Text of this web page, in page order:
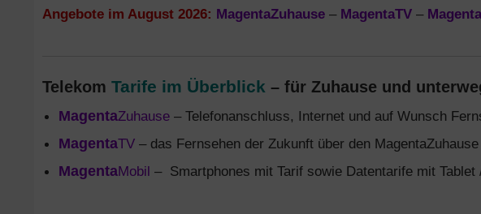
Angebote im August 2026: MagentaZuhause – MagentaTV –
Telekom Tarife im Überblick – für Zuhause und
MagentaZuhause – Telefonanschluss, Internet und auf Wunsch
MagentaTV – das Fernsehen der Zukunft über den
MagentaMobil – Smartphones mit Tarif sowie Datentarife mit Tablet